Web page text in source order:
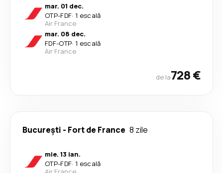
mar. 01 dec.
OTP-FDF· 1 escală
Air France
mar. 08 dec.
FDF-OTP· 1 escală
Air France
de la728 €
București - Fort de France 8 zile
mie. 13 ian.
OTP-FDF· 1 escală